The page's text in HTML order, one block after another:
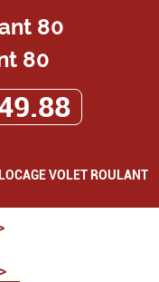
80
VOLET ROULANT
>